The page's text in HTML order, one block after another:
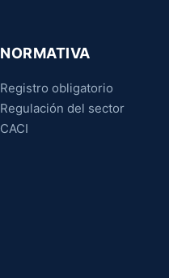
NORMATIVA
Registro obligatorio
Regulación del sector
CACI